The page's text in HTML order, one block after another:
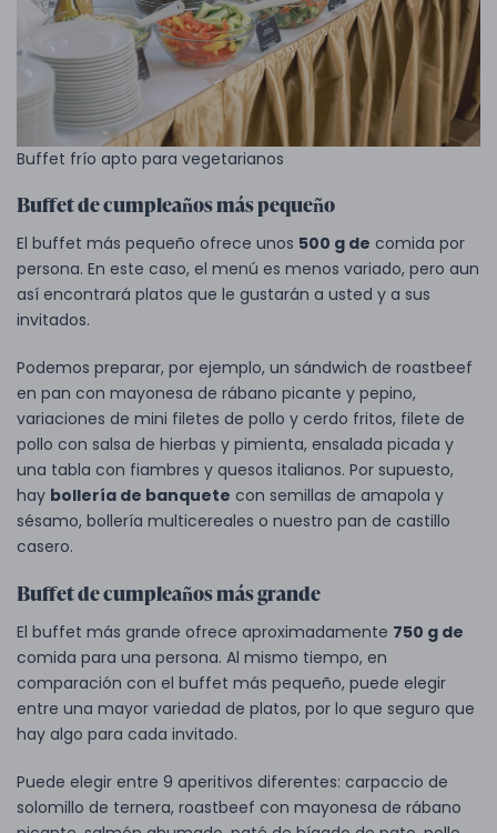
Buffet frío apto para vegetarianos
Buffet de cumpleaños más pequeño
El buffet más pequeño ofrece unos 500 g de comida por
persona. En este caso, el menú es menos variado, pero aun
así encontrará platos que le gustarán a usted y a sus
invitados.
Podemos preparar, por ejemplo, un sándwich de roastbeef
en pan con mayonesa de rábano picante y pepino,
variaciones de mini filetes de pollo y cerdo fritos, filete de
pollo con salsa de hierbas y pimienta, ensalada picada y
una tabla con fiambres y quesos italianos. Por supuesto,
hay bollería de banquete con semillas de amapola y
sésamo, bollería multicereales o nuestro pan de castillo
casero.
Buffet de cumpleaños más grande
El buffet más grande ofrece aproximadamente 750 g de
comida para una persona. Al mismo tiempo, en
comparación con el buffet más pequeño, puede elegir
entre una mayor variedad de platos, por lo que seguro que
hay algo para cada invitado.
Puede elegir entre 9 aperitivos diferentes: carpaccio de
solomillo de ternera, roastbeef con mayonesa de rábano